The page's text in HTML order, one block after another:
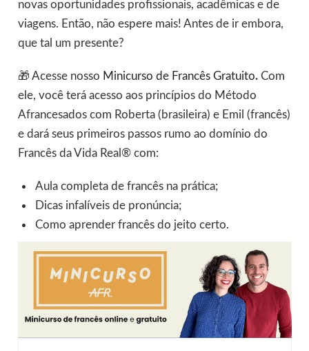
novas oportunidades profissionais, acadêmicas e de
viagens. Então, não espere mais! Antes de ir embora,
que tal um presente?
🎁 Acesse nosso Minicurso de Francês Gratuito.Com
ele, você terá acesso aos princípios do Método
Afrancesados com Roberta (brasileira) e Emil (francês)
e dará seus primeiros passos rumo ao domínio do
Francês da Vida Real® com:
Aula completa de francês na prática;
Dicas infalíveis de pronúncia;
Como aprender francês do jeito certo.